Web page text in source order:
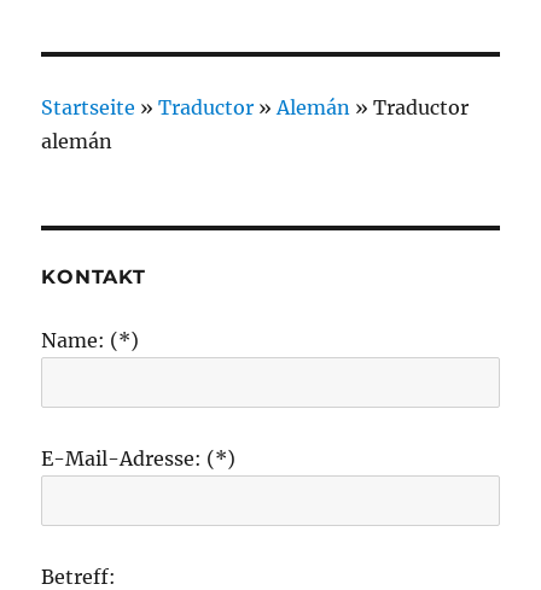
Startseite »Traductor » Alemán »Traductor
alemán
KONTAKT
Name: (*)
E-Mail-Adresse: (*)
Betreff: